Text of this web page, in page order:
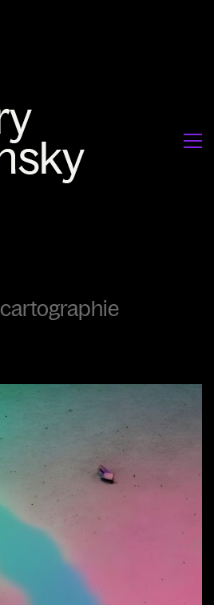
cartographie